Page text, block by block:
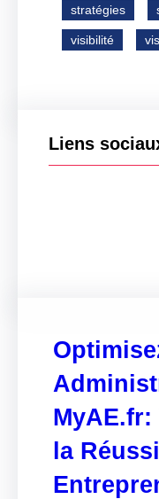
stratégies
visibilité
Liens
la